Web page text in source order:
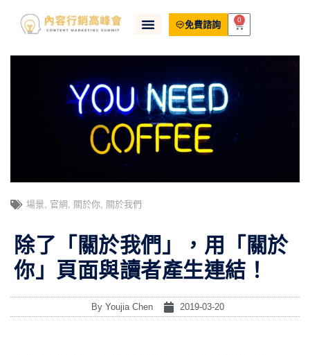
免費諮詢 0
場景, 官網, 關於你, 關於我們
除了「關於我們」，用「關於
你」頁面與讀者產生連結！
By Youjia Chen 2019-03-20